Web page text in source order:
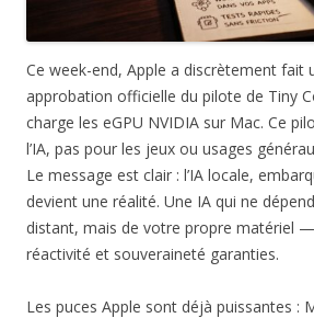
Ce week-end, Apple a discrètement fait
approbation officielle du pilote de Tiny
charge les eGPU NVIDIA sur Mac. Ce
l’IA, pas pour les jeux ou usages
Le message est clair : l’IA locale,
devient une réalité. Une IA qui ne
distant, mais de votre propre matériel
réactivité et souveraineté garanties.
Les puces Apple sont déjà puissantes :